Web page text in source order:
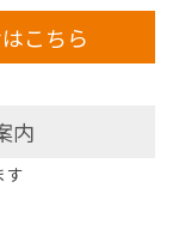
こちら
内
す